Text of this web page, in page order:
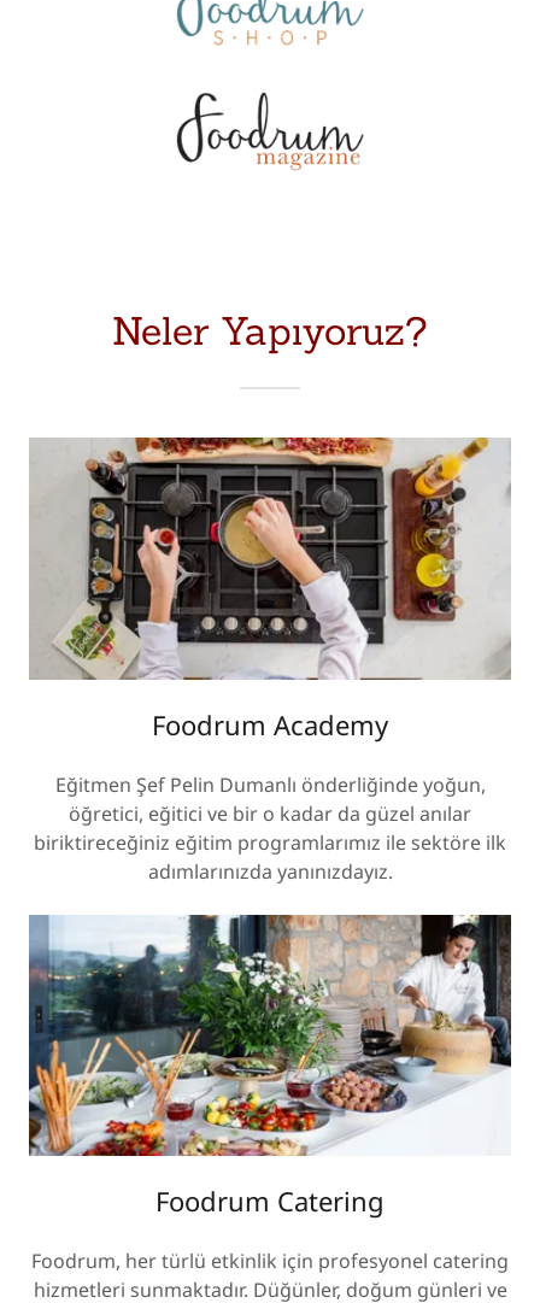
Neler Yapıyoruz?
Foodrum Academy
Eğitmen Şef Pelin Dumanlı önderliğinde yoğun,
öğretici, eğitici ve bir o kadar da güzel anılar
biriktireceğiniz eğitim programlarımız ile sektöre ilk
adımlarınızda yanınızdayız.
Foodrum Catering
Foodrum, her türlü etkinlik için profesyonel catering
hizmetleri sunmaktadır. Düğünler, doğum günleri ve